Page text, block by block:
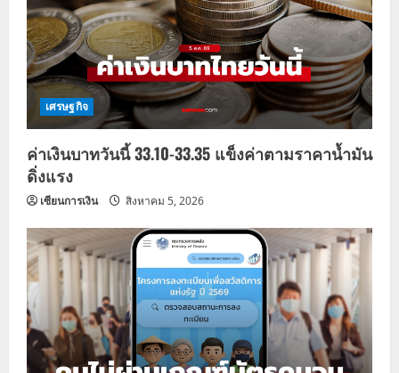
เศรษฐกิจ
ค่าเงินบาทวันนี้ 33.10-33.35 แข็งค่าตามราคาน้ำมัน
ดิ่งแรง
เซียนการเงิน สิงหาคม 5, 2026